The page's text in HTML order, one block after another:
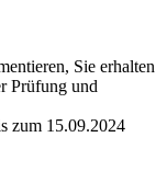
Sie erhalten
Prüfung und
zum 15.09.2024